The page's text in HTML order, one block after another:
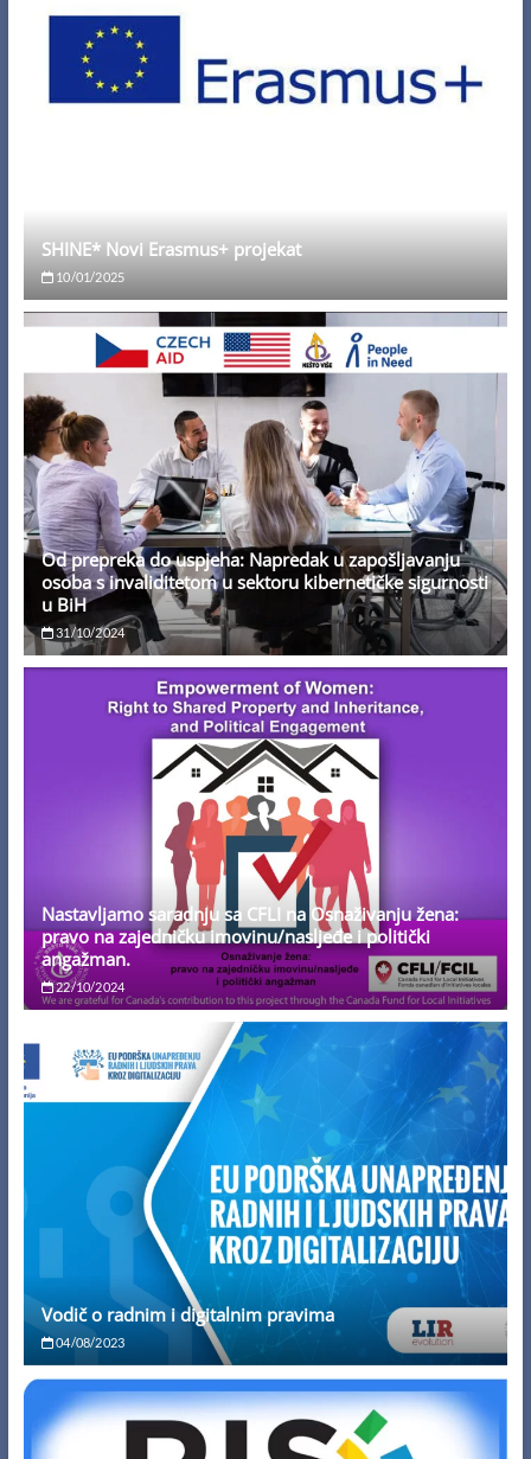
SHINE* Novi Erasmus+ projekat
10/01/2025
Od prepreka do uspjeha: Napredak u zapošljavanju
osoba s invaliditetom u sektoru kibernetičke sigurnosti
u BiH
31/10/2024
Nastavljamo saradnju sa CFLI na Osnaživanju žena:
pravo na zajedničku imovinu/nasljeđe i politički
angažman.
22/10/2024
Vodič o radnim i digitalnim pravima
04/08/2023